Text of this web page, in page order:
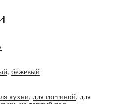
, бежевый
кухни, для гостиной, для